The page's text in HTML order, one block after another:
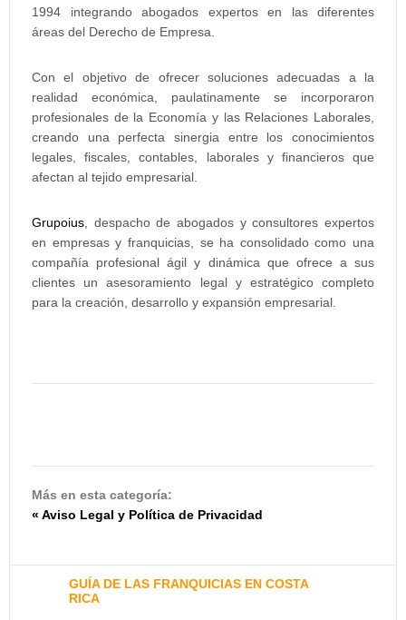
1994 integrando abogados expertos en las diferentes
áreas del Derecho de Empresa.
Con el objetivo de ofrecer soluciones adecuadas a la
realidad económica, paulatinamente se incorporaron
profesionales de la Economía y las Relaciones Laborales,
creando una perfecta sinergia entre los conocimientos
legales, fiscales, contables, laborales y financieros que
afectan al tejido empresarial.
Grupoius , despacho de abogados y consultores expertos
en empresas y franquicias, se ha consolidado como una
compañía profesional ágil y dinámica que ofrece a sus
clientes un asesoramiento legal y estratégico completo
para la creación, desarrollo y expansión empresarial.
Más en esta categoría:
« Aviso Legal y Política de Privacidad
GUÍA DE LAS FRANQUICIAS EN COSTA
RICA